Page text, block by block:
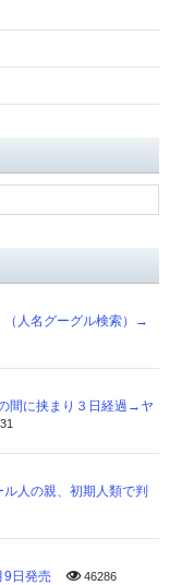
（人名グーグル検索）→
間に挟まり３日経過→ヤ
ル人の親、初期人類で判
9日発売 46286